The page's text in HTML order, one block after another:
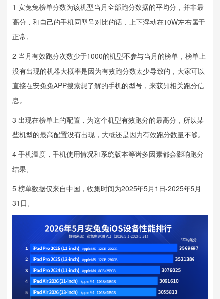
1 安兔兔榜单分数为该机型当月全部跑分数据的平均分，并非最
高分，和自己的手机同型号对比的话，上下浮动在10W左右属于
正常。
2 当月有效跑分次数少于1000的机型不参与当月的榜单，榜单上
没有出现的机器大概率是因为有效跑分数太少导致的，大家可以
直接在安兔兔APP搜索想了解的手机的型号，来获知相关跑分信
息。
3 出现在榜单上的配置，为这个机型有效跑分的最高分，所以某
些机型的最高配置没有出现，大概还是因为有效跑分数量不够。
4 手机温度，手机使用情况和系统版本等诸多因素都会影响跑分
结果。
5 榜单数据仅来自中国，收集时间为2025年5月1日-2025年5月
31日。